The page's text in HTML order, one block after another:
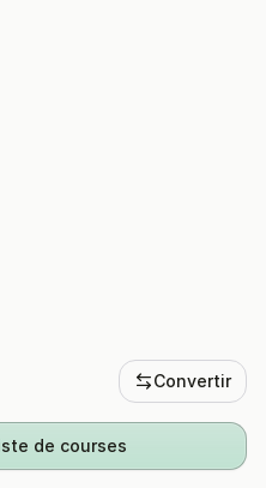
Convertir
de courses